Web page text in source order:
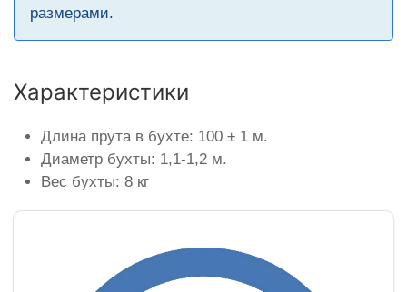
размерами.
Характеристики
Длина прута в бухте: 100 ± 1 м.
Диаметр бухты: 1,1-1,2 м.
Вес бухты: 8 кг